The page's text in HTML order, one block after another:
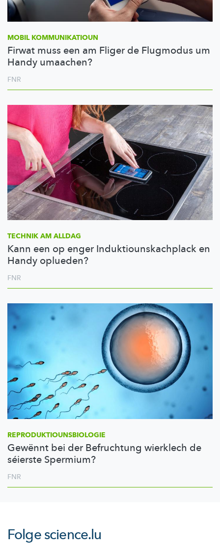
MOBIL KOMMUNIKATIOUN
Firwat muss een am Fliger de Flugmodus um
Handy umaachen?
FNR
TECHNIK AM ALLDAG
Kann een op enger Induktiounskachplack en
Handy oplueden?
FNR
REPRODUKTIOUNSBIOLOGIE
Gewënnt bei der Befruchtung wierklech de
séierste Spermium?
FNR
Folgescience.lu